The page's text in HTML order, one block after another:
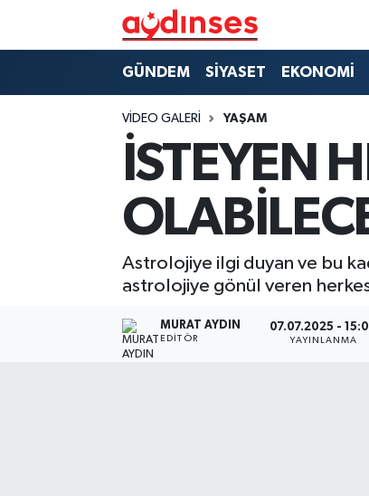
GÜNDEM SİYASET EKONOMİ
VIDEO GALERI YAŞAM
İSTEYEN
Astrolojiye ilgi duyan ve bu
astrolojiye gönül veren
MURAT AYDIN
EDITÖR
07.07.2025 -
YAYINLANMA
Nöbetçi Eczaneler
Hava Durumu
Aydin Namaz Vakitleri
Trafik Durumu
Süper Lig Puan Durumu ve Fikstür
Son Dakika Haberleri